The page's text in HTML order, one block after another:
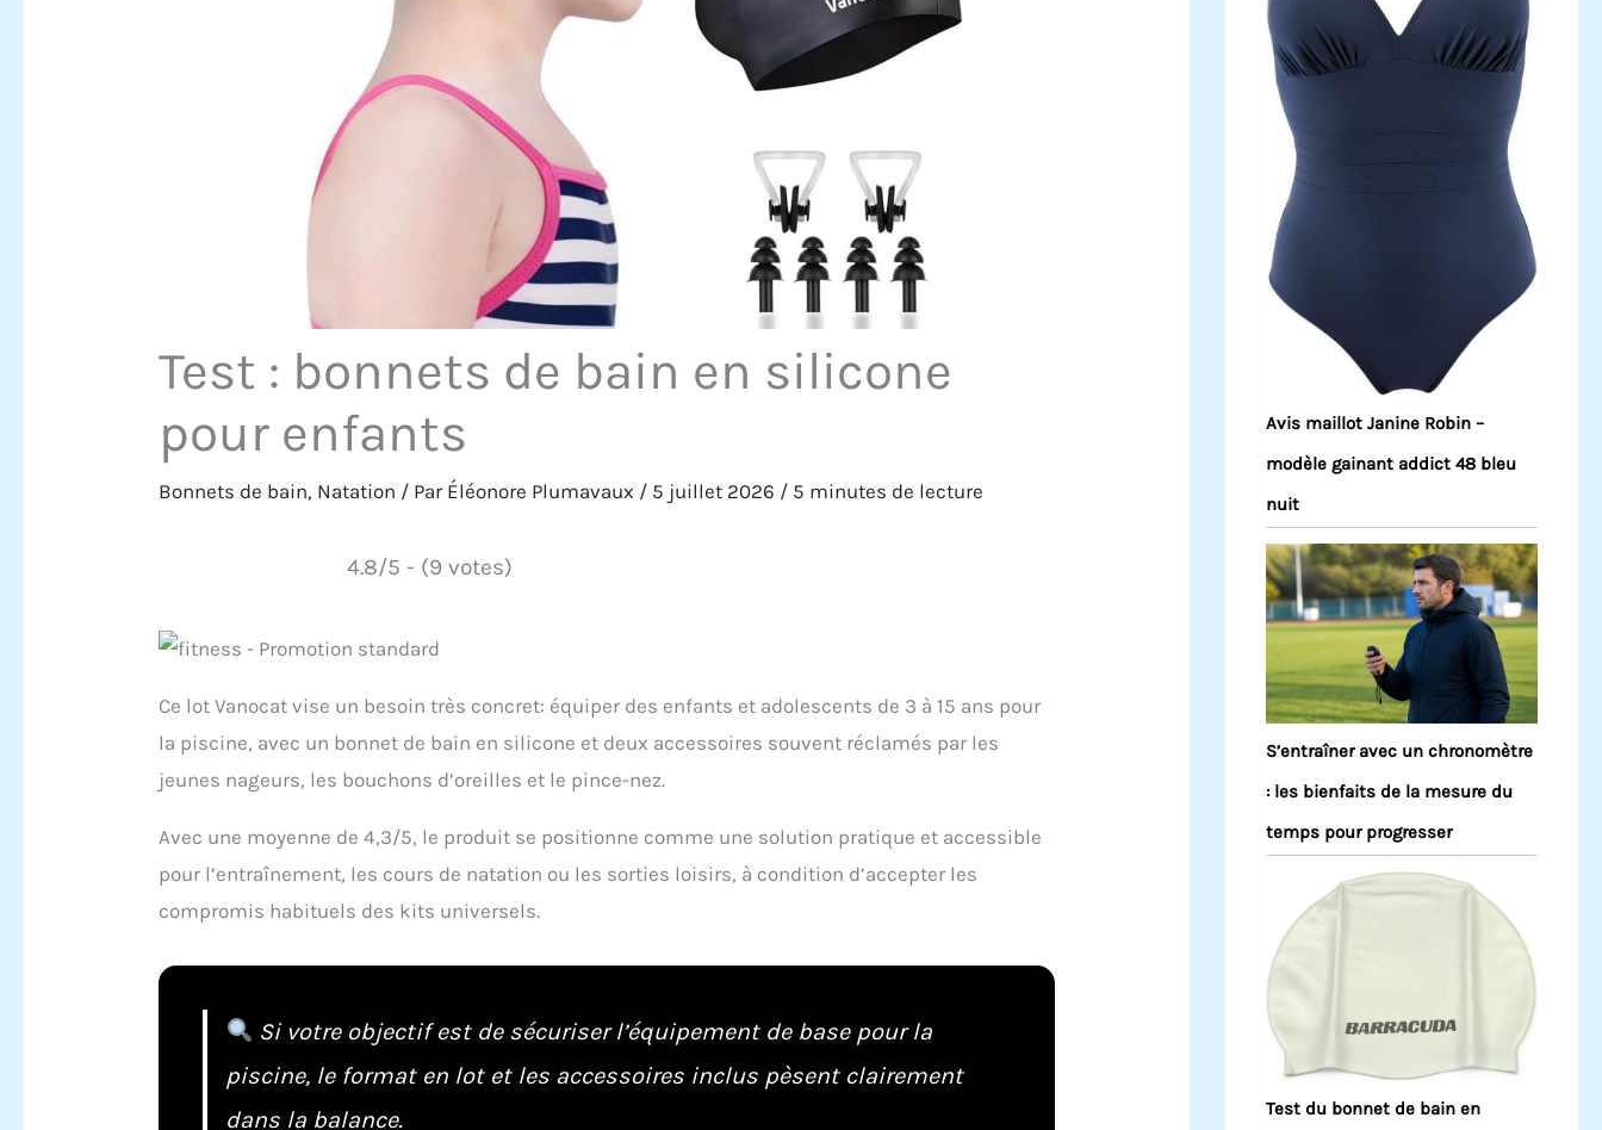
Test : bonnets de bain en silicone
pour enfants
Bonnets de bain, Natation / Par Éléonore Plumavaux / 5 juillet 2026 / 5 minutes de lecture
4.8/5 - (9 votes)
Ce lot Vanocat vise un besoin très concret: équiper des enfants et adolescents de 3 à 15 ans pour
la piscine, avec un bonnet de bain en silicone et deux accessoires souvent réclamés par les
jeunes nageurs, les bouchons d’oreilles et le pince-nez.
Avec une moyenne de 4,3/5, le produit se positionne comme une solution pratique et accessible
pour l’entraînement, les cours de natation ou les sorties loisirs, à condition d’accepter les
compromis habituels des kits universels.
Si votre objectif est de sécuriser l’équipement de base pour la
piscine, le format en lot et les accessoires inclus pèsent clairement
dans la balance.
Avis maillot Janine Robin –
modèle gainant addict 48 bleu
nuit
S’entraîner avec un chronomètre
: les bienfaits de la mesure du
temps pour progresser
Test du bonnet de bain en